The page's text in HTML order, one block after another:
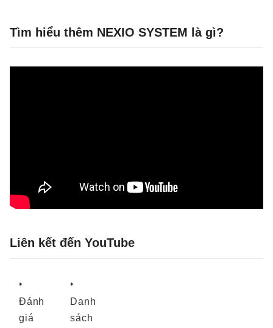
Tìm hiểu thêm NEXIO SYSTEM là gì?
Liên kết đến YouTube
Đánh
giá
Danh
sách